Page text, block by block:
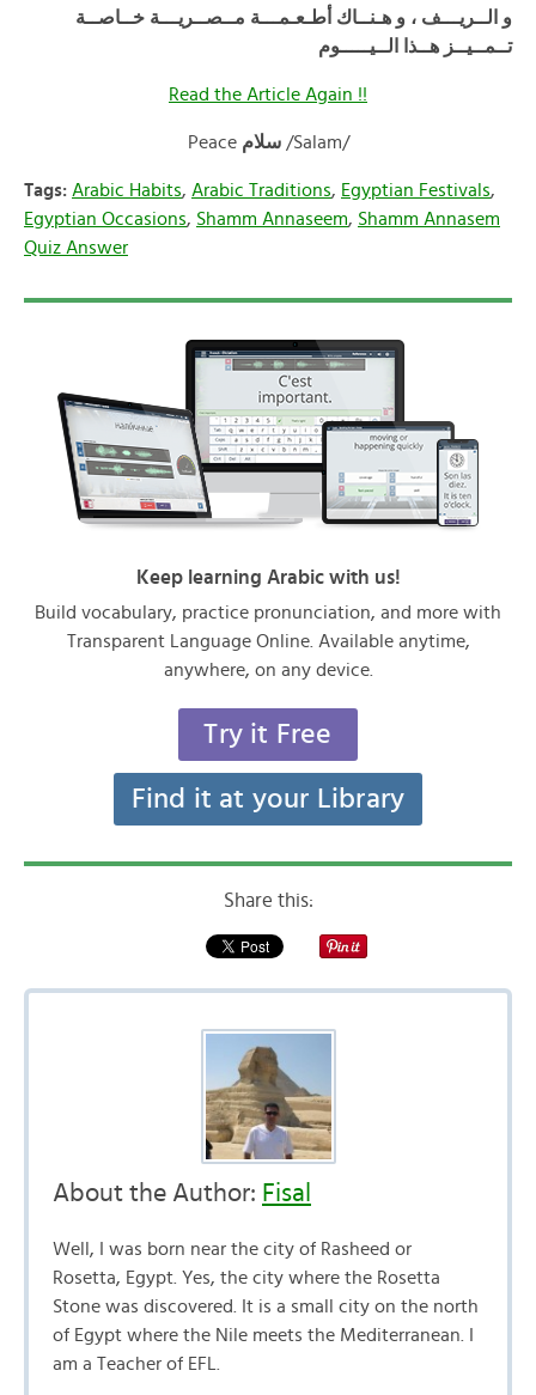
و الــريـــف ، و هـنــاك أطـعـمـــة مــصــريـــة خــاصــة
تــمــيــز هــذا الــيـــــوم
Read the Article Again !!
Peace سلام /Salam/
Tags: Arabic Habits, Arabic Traditions, Egyptian Festivals,
Egyptian Occasions, Shamm Annaseem, Shamm Annasem
Quiz Answer
Keep learning Arabic with us!
Build vocabulary, practice pronunciation, and more with
Transparent Language Online. Available anytime,
anywhere, on any device.
Try it Free
Find it at your Library
Share this:
About the Author: Fisal
Well, I was born near the city of Rasheed or
Rosetta, Egypt. Yes, the city where the Rosetta
Stone was discovered. It is a small city on the north
of Egypt where the Nile meets the Mediterranean. I
am a Teacher of EFL.